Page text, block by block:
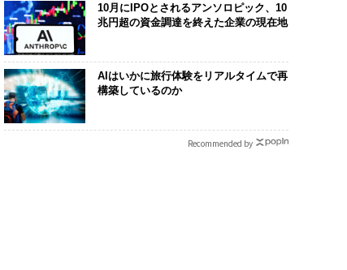
10月にIPOとされるアンソロピック、10
兆円超の資金調達を終えた企業の現在地
AIはいかに旅行体験をリアルタイムで再
構築しているのか
Recommended by